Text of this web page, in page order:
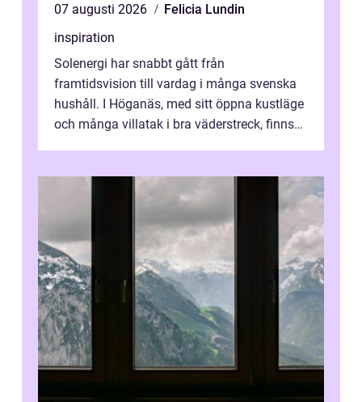
07 augusti 2026
Felicia Lundin
inspiration
Solenergi har snabbt gått från
framtidsvision till vardag i många svenska
hushåll. I Höganäs, med sitt öppna kustläge
och många villatak i bra väderstreck, finns